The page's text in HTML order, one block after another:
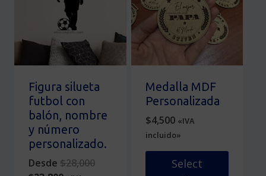
Figura silueta
futbol con
balón, nombre
y número
personalizado.
Desde $28,000Original
Medalla MDF
Personalizada
$4,500 «IVA
incluido»
Select